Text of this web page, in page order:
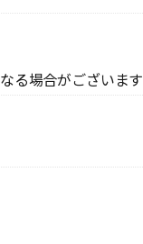
る場合がございます